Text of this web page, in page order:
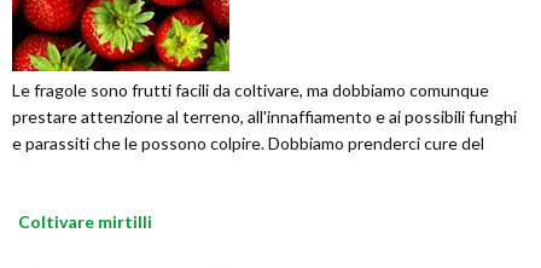
Le fragole sono frutti facili da coltivare, ma dobbiamo comunque
prestare attenzione al terreno, all'innaffiamento e ai possibili funghi
e parassiti che le possono colpire. Dobbiamo prenderci cure del
Coltivare mirtilli